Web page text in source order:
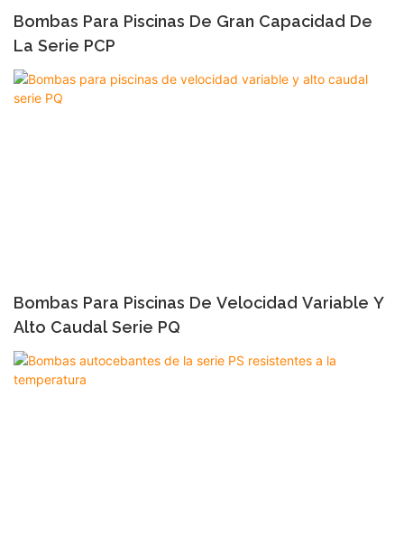
Bombas Para Piscinas De Gran Capacidad De
La Serie PCP
Bombas Para Piscinas De Velocidad Variable Y
Alto Caudal Serie PQ